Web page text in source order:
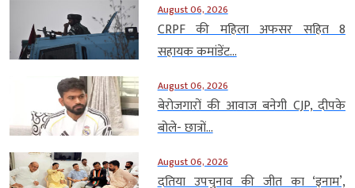
August 06, 2026
CRPF की महिला अफसर सहित 8
सहायक कमांडेंट...
August 06, 2026
बेरोजगारों की आवाज बनेगी CJP, दीपके
बोले- छात्रों...
August 06, 2026
दतिया उपचुनाव की जीत का ‘इनाम’,